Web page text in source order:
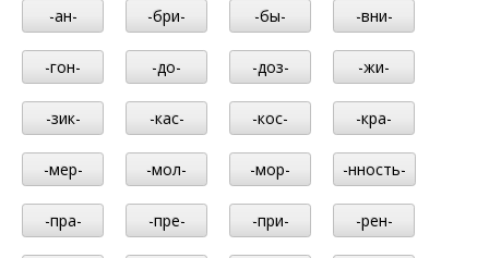
-ан-
-бри- -бы- -вни-
-гон- -до- -доз- -жи-
-зик- -кас- -кос- -кра-
-мер- -мол- -мор- -нность-
-пра- -пре- -при- -рен-